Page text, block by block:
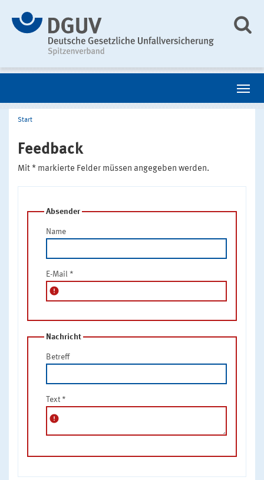
Start
Feedback
Mit * markierte Felder müssen angegeben werden.
Absender
Name
E-Mail *
error
Nachricht
Betreff
Text *
error